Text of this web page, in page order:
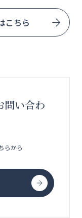
こちら
問い合わ
らから